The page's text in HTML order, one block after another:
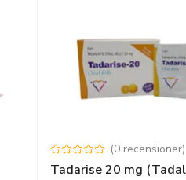
(0 recensioner)
Tadarise 20 mg